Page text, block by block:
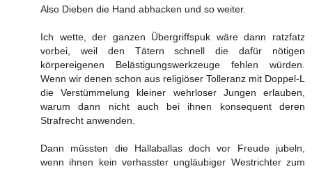
Also Dieben die Hand abhacken und so weiter.
Ich wette, der ganzen Übergriffspuk wäre dann ratzfatz
vorbei, weil den Tätern schnell die dafür nötigen
körpereigenen Belästigungswerkzeuge fehlen würden.
Wenn wir denen schon aus religiöser Tolleranz mit Doppel-L
die Verstümmelung kleiner wehrloser Jungen erlauben,
warum dann nicht auch bei ihnen konsequent deren
Strafrecht anwenden.
Dann müssten die Hallaballas doch vor Freude jubeln,
wenn ihnen kein verhasster ungläubiger Westrichter zum